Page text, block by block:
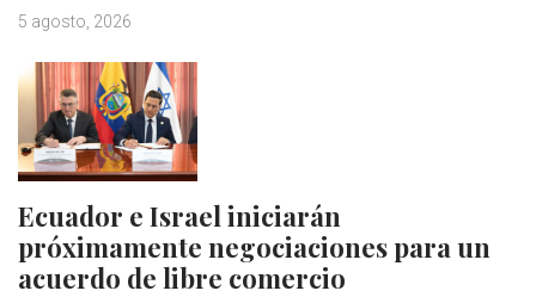
5 agosto, 2026
Ecuador e Israel iniciarán
próximamente negociaciones para un
acuerdo de libre comercio